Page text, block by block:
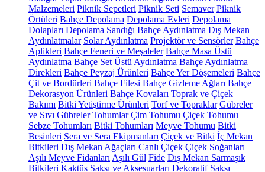
Malzemeleri Piknik Sepetleri Piknik Seti Semaver Piknik
Örtüleri Bahçe Depolama Depolama Evleri Depolama
Dolapları Depolama Sandığı Bahçe Aydınlatma Dış Mekan
Aydınlatmalar Solar Aydınlatma Projektör ve Sensörler Bahçe
Aplikleri Bahçe Feneri ve Meşaleler Bahçe Masa Üstü
Aydınlatma Bahçe Set Üstü Aydınlatma Bahçe Aydınlatma
Direkleri Bahçe Peyzaj Ürünleri Bahçe Yer Döşemeleri Bahçe
Çit ve Bordürleri Bahçe Filesi Bahçe Gizleme Ağları Bahçe
Dekorasyon Ürünleri Bahçe Kovaları Toprak ve Çiçek
Bakımı Bitki Yetiştirme Ürünleri Torf ve Topraklar Gübreler
ve Sıvı Gübreler Tohumlar Çim Tohumu Çiçek Tohumu
Sebze Tohumları Bitki Tohumları Meyve Tohumu Bitki
Besinleri Sera ve Sera Ekipmanları Çiçek ve Bitki İç Mekan
Bitkileri Dış Mekan Ağaçları Canlı Çiçek Çiçek Soğanları
Aşılı Meyve Fidanları Aşılı Gül Fide Dış Mekan Sarmaşık
Bitkileri Kaktüs Saksı ve Aksesuarları Dekoratif Saksı